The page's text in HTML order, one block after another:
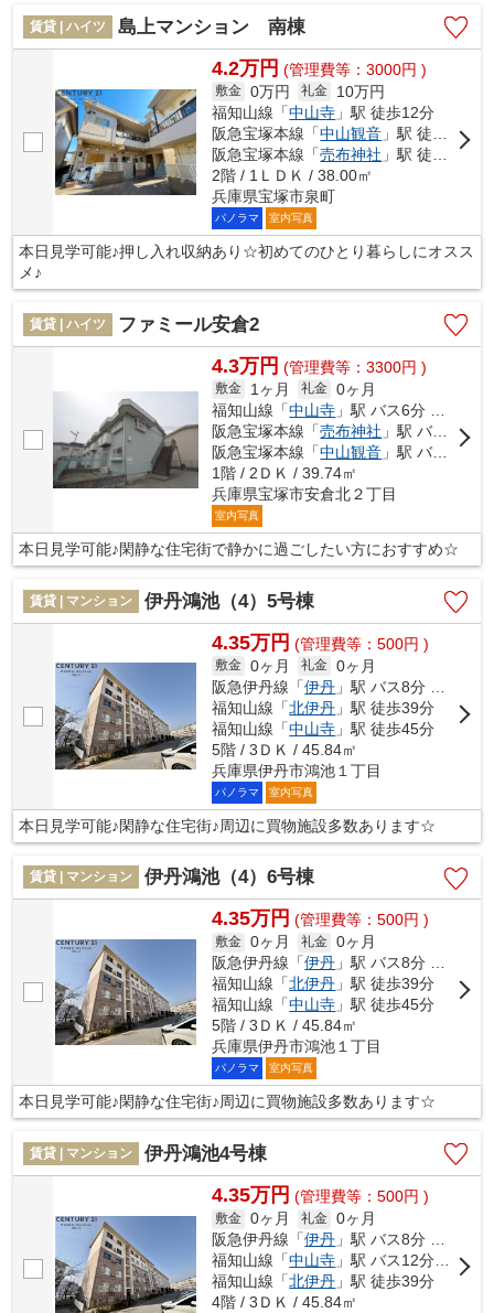
賃貸 | ハイツ 島上マンション 南棟
4.2万円 (管理費等：3000円 )
敷金 0万円 礼金
10万円
福知山線「中山寺 」駅 徒歩12分
阪急宝塚本線「中山観音 」駅 徒歩15分
阪急宝塚本線「売布神社 」駅 徒歩18分
2階 / 1ＬＤＫ / 38.00㎡
兵庫県宝塚市泉町
パノラマ 室内写真
本日見学可能♪押し入れ収納あり☆初めてのひとり暮らしにオスス
メ♪
賃貸 | ハイツ ファミール安倉2
4.3万円 (管理費等：3300円 )
敷金 1ヶ月 礼金 0ヶ月
福知山線「中山寺 」駅 バス6分 「宝塚営業所前」 停歩7分
阪急宝塚本線「売布神社 」駅 バス15分 「宝塚営業所前」 停歩7分
阪急宝塚本線「中山観音 」駅 バス5分 「宝塚営業所前」 停歩7分
1階 / 2ＤＫ / 39.74㎡
兵庫県宝塚市安倉北２丁目
室内写真
本日見学可能♪閑静な住宅街で静かに過ごしたい方におすすめ☆
賃貸 | マンション 伊丹鴻池（4）5号棟
4.35万円 (管理費等：500円 )
敷金 0ヶ月 礼金 0ヶ月
阪急伊丹線「伊丹 」駅 バス8分 「スポーツセンター前（伊丹市）」 停歩5分
福知山線「北伊丹 」駅 徒歩39分
福知山線「中山寺 」駅 徒歩45分
5階 / 3ＤＫ / 45.84㎡
兵庫県伊丹市鴻池１丁目
パノラマ 室内写真
本日見学可能♪閑静な住宅街♪周辺に買物施設多数あります☆
賃貸 | マンション 伊丹鴻池（4）6号棟
4.35万円 (管理費等：500円 )
敷金 0ヶ月 礼金 0ヶ月
阪急伊丹線「伊丹 」駅 バス8分 「スポーツセンター前（伊丹市）」 停歩5分
福知山線「北伊丹 」駅 徒歩39分
福知山線「中山寺 」駅 徒歩45分
5階 / 3ＤＫ / 45.84㎡
兵庫県伊丹市鴻池１丁目
パノラマ 室内写真
本日見学可能♪閑静な住宅街♪周辺に買物施設多数あります☆
賃貸 | マンション 伊丹鴻池4号棟
4.35万円 (管理費等：500円 )
敷金 0ヶ月 礼金 0ヶ月
阪急伊丹線「伊丹 」駅 バス8分 「スポーツセンター前（伊丹市）」 停歩5分
福知山線「中山寺 」駅 バス12分 「南畑（兵庫県）」 停歩7分
福知山線「北伊丹 」駅 徒歩39分
4階 / 3ＤＫ / 45.84㎡